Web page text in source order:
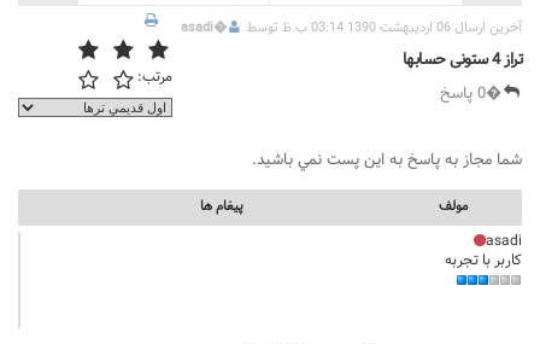
آخرين ارسال 06 اردیبهشت 1390 03:14 ب.ظ توسط �
asadi
تراز 4 ستونی حسابها
�0 پاسخ
مرتب:
شما مجاز به پاسخ به اين پست نمي باشيد.
مولف پيغام ها
asadi
کاربر با تجربه